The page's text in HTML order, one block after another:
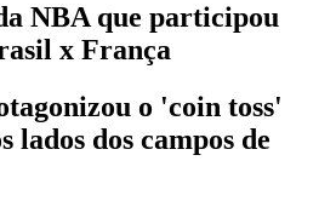
NBA que participou
x França
o 'coin toss'
lados dos campos de